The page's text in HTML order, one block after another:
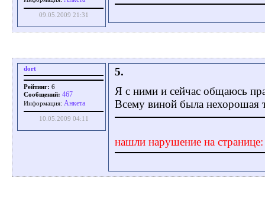
09.05.2009 21:31
dort
Рейтинг: 6
Сообщений: 467
Информация: Aнкета
10.05.2009 04:11
5.
Я с ними и сейчас общаюсь
Всему виной была нехорошая
нашли нарушение на